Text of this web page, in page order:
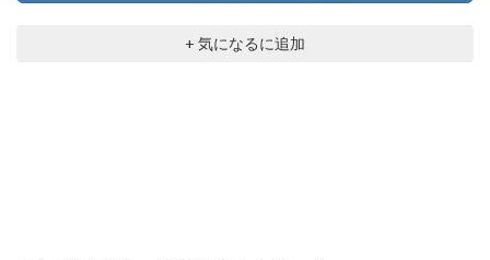
+ 気になるに追加